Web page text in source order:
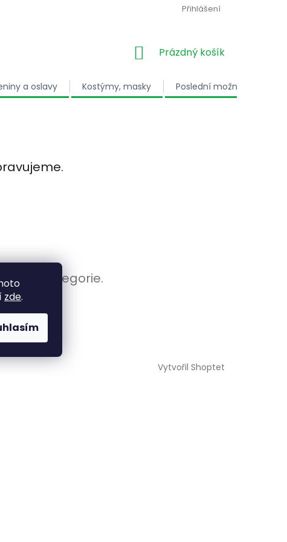
zde.
Přihlášení
NÁKUPNÍ KOŠÍK
Prázdný košík
a oslavy Kostýmy, masky Poslední možnost
kategorie.
Vytvořil Shoptet